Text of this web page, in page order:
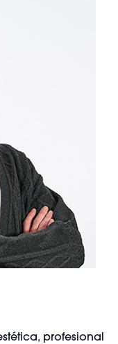
profesional